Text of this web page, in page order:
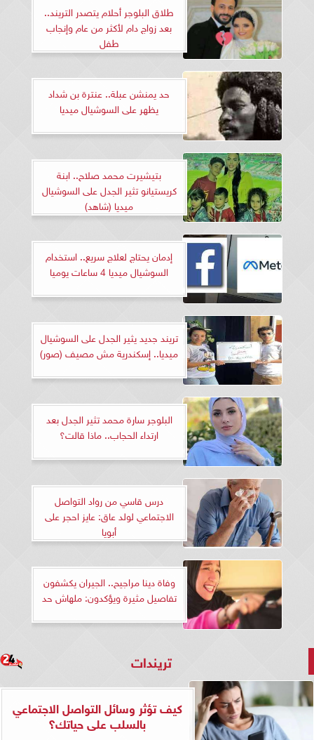
طلاق البلوجر أحلام يتصدر التريند..
بعد زواج دام لأكثر من عام وإنجاب
طفل
حد يمنشن عبلة.. عنترة بن شداد
يظهر على السوشيال ميديا
بتيشيرت محمد صلاح.. ابنة
كريستيانو تثير الجدل على السوشيال
ميديا (شاهد)
إدمان يحتاج لعلاج سريع.. استخدام
السوشيال ميديا 4 ساعات يوميا
تريند جديد يثير الجدل على السوشيال
ميديا.. إسكندرية مش مصيف (صور)
البلوجر سارة محمد تثير الجدل بعد
ارتداء الحجاب.. ماذا قالت؟
درس قاسي من رواد التواصل
الاجتماعي لولد عاق: عايز احجر على
أبويا
وفاة دينا مراجيح.. الجيران يكشفون
تفاصيل مثيرة ويؤكدون: ملهاش حد
تريندات
كيف تؤثر وسائل التواصل الاجتماعي
بالسلب على حياتك؟